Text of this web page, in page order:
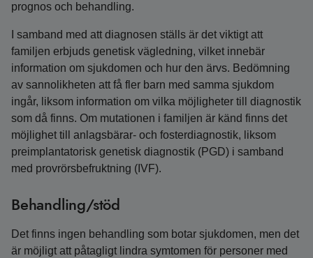
prognos och behandling.
I samband med att diagnosen ställs är det viktigt att
familjen erbjuds genetisk vägledning, vilket innebär
information om sjukdomen och hur den ärvs. Bedömning
av sannolikheten att få fler barn med samma sjukdom
ingår, liksom information om vilka möjligheter till diagnostik
som då finns. Om mutationen i familjen är känd finns det
möjlighet till anlagsbärar- och fosterdiagnostik, liksom
preimplantatorisk genetisk diagnostik (PGD) i samband
med provrörsbefruktning (IVF).
Behandling/stöd
Det finns ingen behandling som botar sjukdomen, men det
är möjligt att påtagligt lindra symtomen för personer med